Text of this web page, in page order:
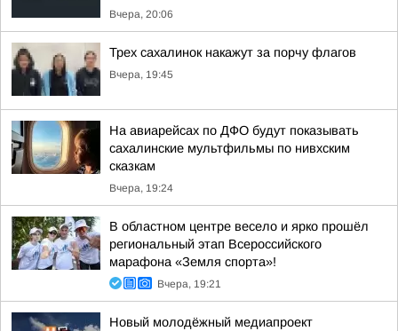
Вчера, 20:06
Трех сахалинок накажут за порчу флагов
Вчера, 19:45
На авиарейсах по ДФО будут показывать
сахалинские мультфильмы по нивхским
сказкам
Вчера, 19:24
В областном центре весело и ярко прошёл
региональный этап Всероссийского
марафона «Земля спорта»!
Вчера, 19:21
Новый молодёжный медиапроект